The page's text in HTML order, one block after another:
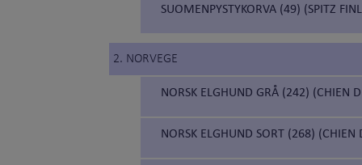
SUOMENPYSTYKORVA (49) (SPITZ
2. NORVEGE
NORSK ELGHUND GRÅ (242) (CHIEN
NORSK ELGHUND SORT (268)